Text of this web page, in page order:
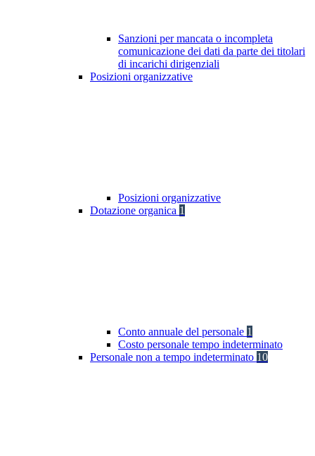
Sanzioni per mancata o incompleta
comunicazione dei dati da parte dei titolari
di incarichi dirigenziali
Posizioni organizzative
Posizioni organizzative
Dotazione organica 1
Conto annuale del personale 1
Costo personale tempo indeterminato
Personale non a tempo indeterminato 10